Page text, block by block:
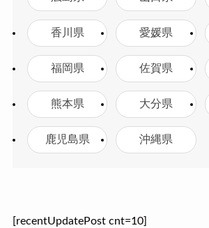
香川県 愛媛県
福岡県 佐賀県
熊本県 大分県
鹿児島県 沖縄県
[recentUpdatePost cnt=10]